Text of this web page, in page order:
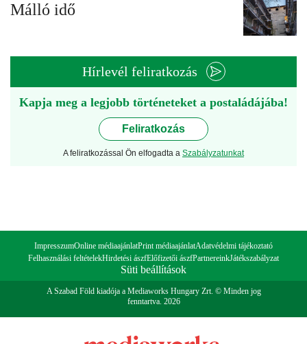
Málló idő
Hírlevél feliratkozás
Kapja meg a legjobb történeteket a postaládájába!
Feliratkozás
A feliratkozással Ön elfogadta a Szabályzatunkat
ImpresszumOnline médiaajánlatPrint médiaajánlatAdatvédelmi tájékoztató
Felhasználási feltételekHirdetési ászfElőfizetői ászfPartnereinkJátékszabályzat
Süti beállítások
A Szabad Föld kiadója a Mediaworks Hungary Zrt. © Minden jog
fenntartva. 2026